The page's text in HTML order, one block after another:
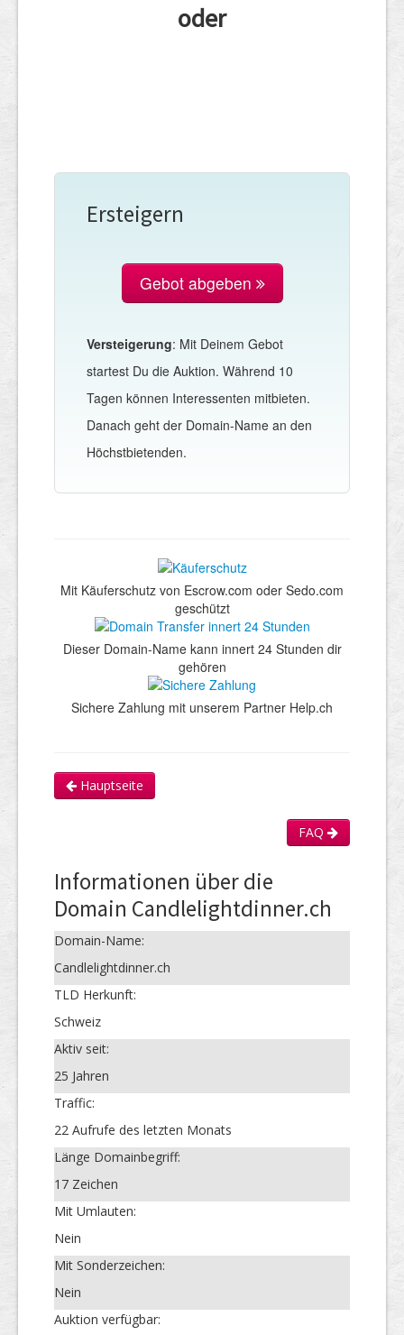
oder
Ersteigern
Gebot abgeben
Versteigerung: Mit Deinem Gebot
startest Du die Auktion. Während 10
Tagen können Interessenten mitbieten.
Danach geht der Domain-Name an den
Höchstbietenden.
Mit Käuferschutz von Escrow.com oder Sedo.com
geschützt
Dieser Domain-Name kann innert 24 Stunden dir
gehören
Sichere Zahlung mit unserem Partner Help.ch
Hauptseite
FAQ
Informationen über die
Domain Candlelightdinner.ch
Domain-Name:
Candlelightdinner.ch
TLD Herkunft:
Schweiz
Aktiv seit:
25 Jahren
Traffic:
22 Aufrufe des letzten Monats
Länge Domainbegriff:
17 Zeichen
Mit Umlauten:
Nein
Mit Sonderzeichen:
Nein
Auktion verfügbar: